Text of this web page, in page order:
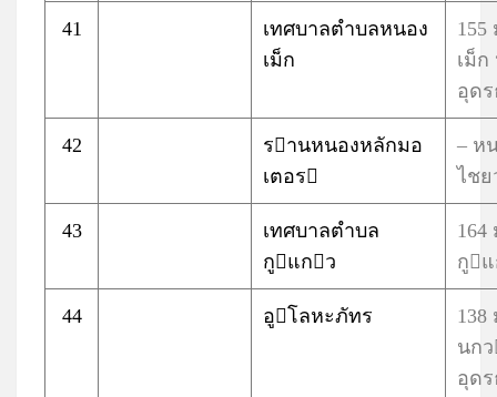
41
เทศบาลตำบลหนอง
เม็ก
155
เม็
อุด
42
รานหนองหลักมอ
เตอร
– ห
ไช
43
เทศบาลตำบล
กูแกว
164
กู
44 อูโลหะภัทร
138
นกว
อุด